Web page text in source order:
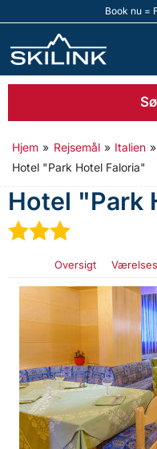
Book nu =
Hjem » Rejsemål » Italien »
Hotel "Park Hotel Faloria"
Hotel "Park
★★
Oversigt